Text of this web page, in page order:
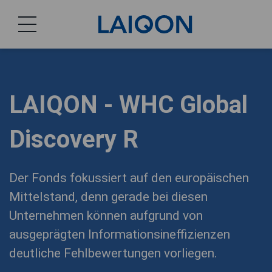
LAIQON
LAIQON - WHC Global
Discovery R
Der Fonds fokussiert auf den europäischen
Mittelstand, denn gerade bei diesen
Unternehmen können aufgrund von
ausgeprägten Informationsineffizienzen
deutliche Fehlbewertungen vorliegen.